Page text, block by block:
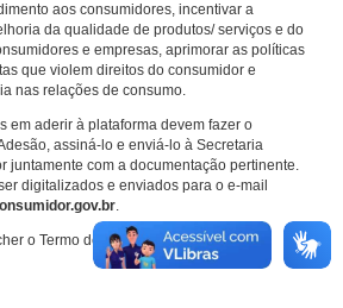
aos consumidores, incentivar a
da qualidade de produtos/ serviços e do
e empresas, aprimorar as políticas
que violem direitos do consumidor e
nas relações de consumo.
em aderir à plataforma devem fazer o
assiná-lo e enviá-lo à Secretaria
juntamente com a documentação pertinente.
digitalizados e enviados para o e-mail
.
o Termo de Adesão.